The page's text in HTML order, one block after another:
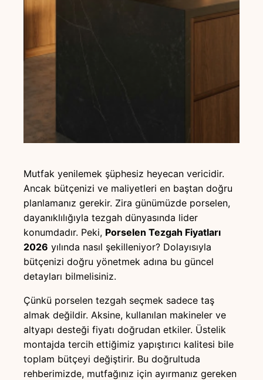
Mutfak yenilemek şüphesiz heyecan vericidir.
Ancak bütçenizi ve maliyetleri en baştan doğru
planlamanız gerekir. Zira günümüzde porselen,
dayanıklılığıyla tezgah dünyasında lider
konumdadır. Peki, Porselen Tezgah Fiyatları
2026 yılında nasıl şekilleniyor? Dolayısıyla
bütçenizi doğru yönetmek adına bu güncel
detayları bilmelisiniz.
Çünkü porselen tezgah seçmek sadece taş
almak değildir. Aksine, kullanılan makineler ve
altyapı desteği fiyatı doğrudan etkiler. Üstelik
montajda tercih ettiğimiz yapıştırıcı kalitesi bile
toplam bütçeyi değiştirir. Bu doğrultuda
rehberimizde, mutfağınız için ayırmanız gereken